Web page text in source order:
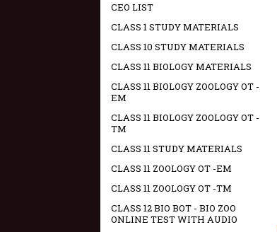
CEO LIST
CLASS 1 STUDY MATERIALS
CLASS 10 STUDY MATERIALS
CLASS 11 BIOLOGY MATERIALS
CLASS 11 BIOLOGY ZOOLOGY OT -
EM
CLASS 11 BIOLOGY ZOOLOGY OT -
TM
CLASS 11 STUDY MATERIALS
CLASS 11 ZOOLOGY OT -EM
CLASS 11 ZOOLOGY OT -TM
CLASS 12 BIO BOT - BIO ZOO
ONLINE TEST WITH AUDIO